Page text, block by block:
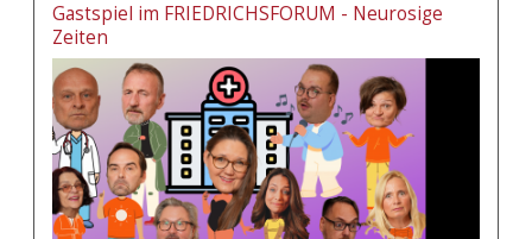
Gastspiel im FRIEDRICHSFORUM - Neurosige
Zeiten